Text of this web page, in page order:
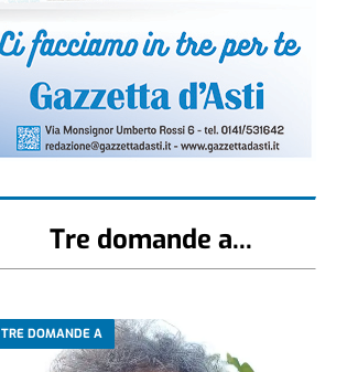
Tre domande a...
TRE DOMANDE A